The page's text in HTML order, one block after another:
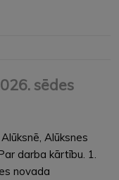
sēdes
Alūksnes
darba kārtību. 1.
novada